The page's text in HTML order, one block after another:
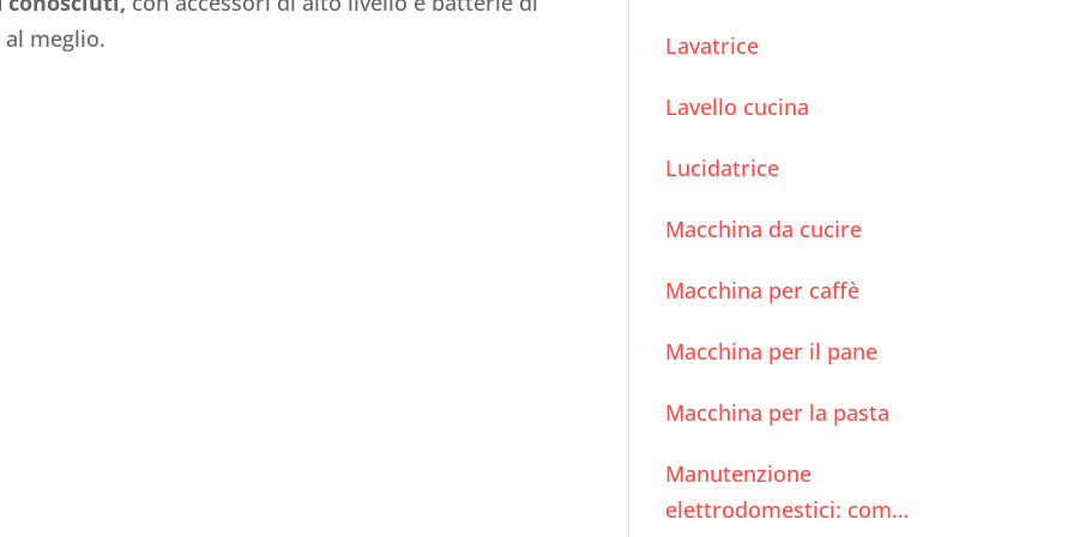
meglio.
Lavatrice
Lavello cucina
Lucidatrice
Macchina da cucire
Macchina per caffè
Macchina per il pane
Macchina per la pasta
Manutenzione
elettrodomestici: come